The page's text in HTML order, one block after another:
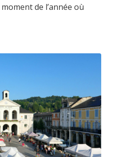
de l’année où